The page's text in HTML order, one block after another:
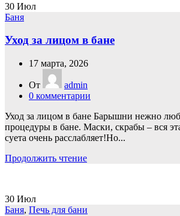
30 Июл
Баня
Уход за лицом в бане
17 марта, 2026
От
admin
0 комментарии
Уход за лицом в бане Барышни нежно
процедуры в бане. Маски, скрабы – вся
суета очень расслабляет!Но...
Продолжить чтение
30 Июл
Баня, Печь для бани